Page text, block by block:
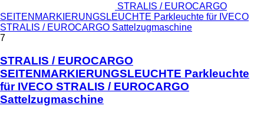
STRALIS / EUROCARGO
SEITENMARKIERUNGSLEUCHTE Parkleuchte für IVECO
STRALIS / EUROCARGO Sattelzugmaschine
7
STRALIS / EUROCARGO
SEITENMARKIERUNGSLEUCHTE Parkleuchte
für IVECO STRALIS / EUROCARGO
Sattelzugmaschine